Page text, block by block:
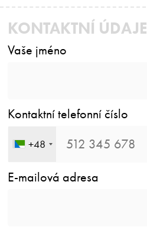
KONTAKTNÍ ÚDAJE
Vaše jméno
Kontaktní telefonní číslo
+48
E-mailová adresa